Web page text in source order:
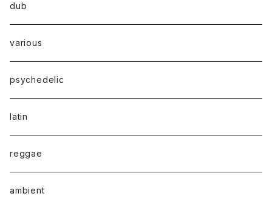
dub
various
psychedelic
latin
reggae
ambient